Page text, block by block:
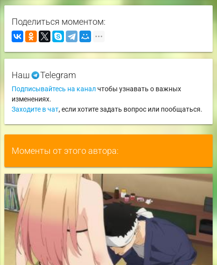
Поделиться моментом:
Наш Telegram
Подписывайтесь на канал чтобы узнавать о важных
изменениях.
Заходите в чат, если хотите задать вопрос или пообщаться.
Моменты от этого автора: